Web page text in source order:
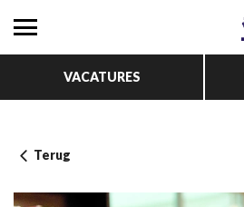
VACATURES
Terug